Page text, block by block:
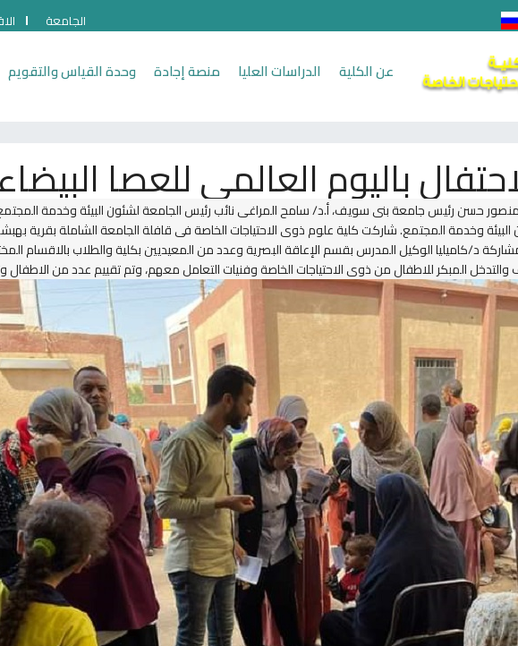
الجامعة
عن الكلية الدراسات العليا منصة إجادة وحدة القياس والتقويم
باليوم العالمي للعصا
حسن رئيس جامعة بني سويف، أ.د/ سامح المراغي نائب رئيس الجامعة لشئون البيئة وخدمة المجتمع
وخدمة المجتمع. شاركت كلية علوم ذوي الاحتياجات الخاصة في قافلة الجامعة الشاملة بقرية
د/كاميليا الوكيل المدرس بقسم الإعاقة البصرية وعدد من المعيديين بكلية والطلاب بالاقسام
والتدخل المبكر للاطفال من ذوي الاحتياجات الخاصة وفنيات التعامل معهم، وتم تقييم عدد من الاطفال